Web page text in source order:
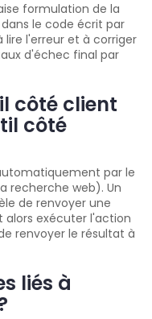
formulation de la
le code écrit par
lire l'erreur et à corriger
d'échec final par
côté client
côté
par le
recherche web). Un
de renvoyer une
alors exécuter l'action
renvoyer le résultat à
liés à